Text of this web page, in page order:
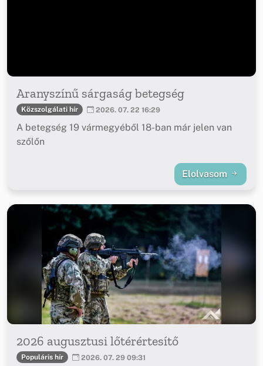
Aranyszínű sárgaság betegség
Közszolgálati hír 2026. 07. 22 16:29
A betegség 19 vármegyéből 18-ban már jelen van
szőlőn
Elolvasom
2026 augusztusi lőtérértesítő
Populáris hír 2026. 07. 29 09:31